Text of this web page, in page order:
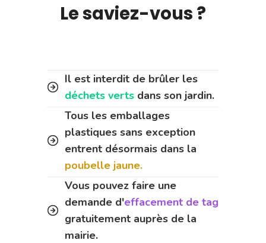
Le saviez-vous ?
Il est interdit de brûler les
déchets verts dans son jardin.
Tous les emballages
plastiques sans exception
entrent désormais dans la
poubelle jaune.
Vous pouvez faire une
demande d'effacement de tag
gratuitement auprès de la
mairie.